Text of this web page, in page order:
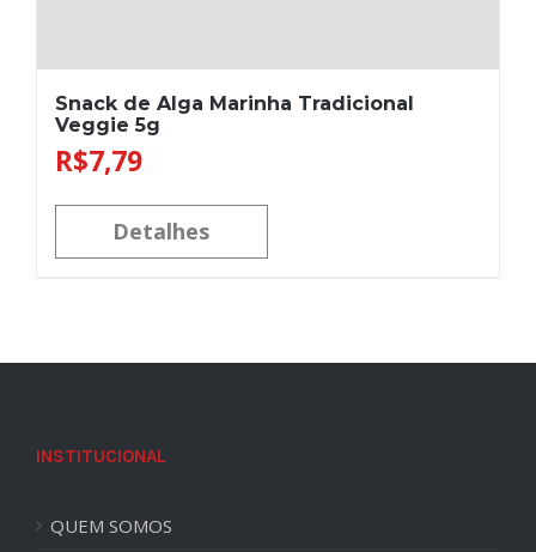
Snack de Alga Marinha Tradicional
Veggie 5g
R$7,79
Detalhes
INSTITUCIONAL
QUEM SOMOS